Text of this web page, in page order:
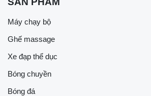
Máy chạy bộ
Ghế massage
Xe đạp thể dục
Bóng chuyền
Bóng đá